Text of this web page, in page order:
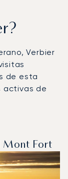
Verbier
de esta
activas de
Mont Fort